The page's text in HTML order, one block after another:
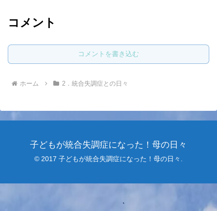
コメント
コメントを書き込む
ホーム 2．統合失調症との日々
子どもが統合失調症になった！母の日々
© 2017 子どもが統合失調症になった！母の日々.